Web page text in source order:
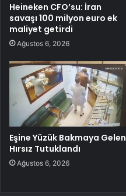
Heineken CFO’su: İran
savaşı 100 milyon euro ek
maliyet getirdi
Ağustos 6, 2026
Eşine Yüzük Bakmaya Gelen
Hırsız Tutuklandı
Ağustos 6, 2026